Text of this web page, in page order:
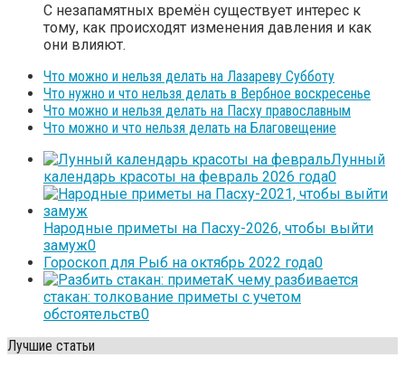
С незапамятных времён существует интерес к
тому, как происходят изменения давления и как
они влияют.
Что можно и нельзя делать на Лазареву Субботу
Что нужно и что нельзя делать в Вербное воскресенье
Что можно и нельзя делать на Пасху православным
Что можно и что нельзя делать на Благовещение
Лунный
календарь красоты на февраль 2026 года0
Народные приметы на Пасху-2026, чтобы выйти
замуж0
Гороскоп для Рыб на октябрь 2022 года0
К чему разбивается
стакан: толкование приметы с учетом
обстоятельств0
Лучшие статьи